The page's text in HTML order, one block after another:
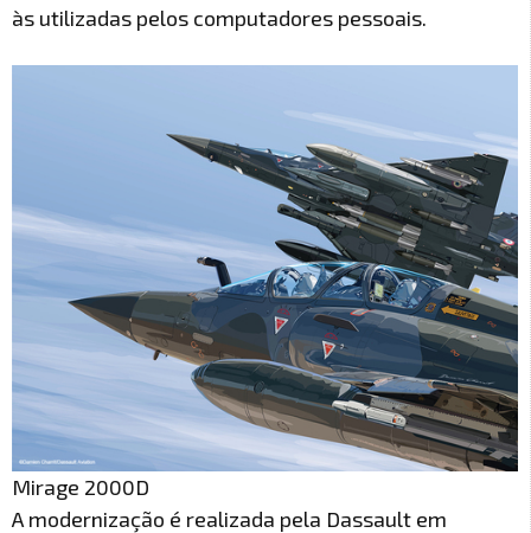
às utilizadas pelos computadores pessoais.
Mirage 2000D
A modernização é realizada pela Dassault em